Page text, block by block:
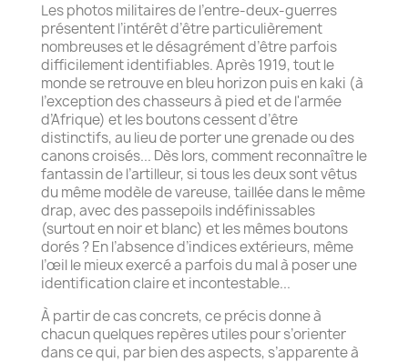
Les photos militaires de l’entre-deux-guerres
présentent l’intérêt d’être particulièrement
nombreuses et le désagrément d’être parfois
difficilement identifiables. Après 1919, tout le
monde se retrouve en bleu horizon puis en kaki (à
l’exception des chasseurs à pied et de l'armée
d’Afrique) et les boutons cessent d’être
distinctifs, au lieu de porter une grenade ou des
canons croisés... Dès lors, comment reconnaître le
fantassin de l’artilleur, si tous les deux sont vêtus
du même modèle de vareuse, taillée dans le même
drap, avec des passepoils indéfinissables
(surtout en noir et blanc) et les mêmes boutons
dorés ? En l’absence d’indices extérieurs, même
l’œil le mieux exercé a parfois du mal à poser une
identification claire et incontestable...
À partir de cas concrets, ce précis donne à
chacun quelques repères utiles pour s’orienter
dans ce qui, par bien des aspects, s’apparente à